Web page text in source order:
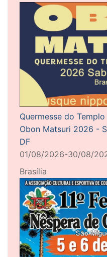
Quermesse do
Obon Matsuri 2026 -
DF
01/08/2026-30/08/
Brasília